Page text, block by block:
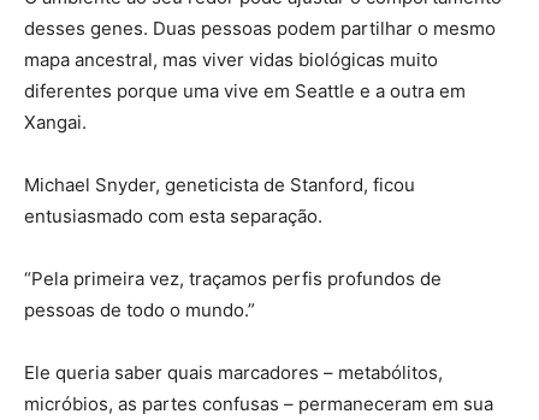
desses genes. Duas pessoas podem partilhar o mesmo
mapa ancestral, mas viver vidas biológicas muito
diferentes porque uma vive em Seattle e a outra em
Xangai.
Michael Snyder, geneticista de Stanford, ficou
entusiasmado com esta separação.
“Pela primeira vez, traçamos perfis profundos de
pessoas de todo o mundo.”
Ele queria saber quais marcadores – metabólitos,
micróbios, as partes confusas – permaneceram em sua